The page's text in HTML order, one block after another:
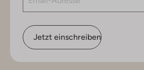
Jetzt einschreiben